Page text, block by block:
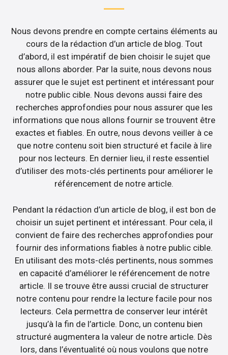
Nous devons prendre en compte certains éléments au
cours de la rédaction d’un article de blog. Tout
d’abord, il est impératif de bien choisir le sujet que
nous allons aborder. Par la suite, nous devons nous
assurer que le sujet est pertinent et intéressant pour
notre public cible. Nous devons aussi faire des
recherches approfondies pour nous assurer que les
informations que nous allons fournir se trouvent être
exactes et fiables. En outre, nous devons veiller à ce
que notre contenu soit bien structuré et facile à lire
pour nos lecteurs. En dernier lieu, il reste essentiel
d’utiliser des mots-clés pertinents pour améliorer le
référencement de notre article.
Pendant la rédaction d’un article de blog, il est bon de
choisir un sujet pertinent et intéressant. Pour cela, il
convient de faire des recherches approfondies pour
fournir des informations fiables à notre public cible.
En utilisant des mots-clés pertinents, nous sommes
en capacité d’améliorer le référencement de notre
article. Il se trouve être aussi crucial de structurer
notre contenu pour rendre la lecture facile pour nos
lecteurs. Cela permettra de conserver leur intérêt
jusqu’à la fin de l’article. Donc, un contenu bien
structuré augmentera la valeur de notre article. Dès
lors, dans l’éventualité où nous voulons que notre